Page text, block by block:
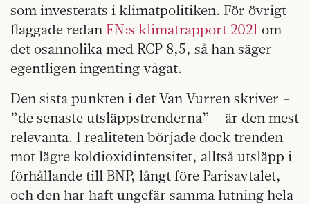
som investerats i klimatpolitiken. För övrigt
flaggade redan FN:s klimatrapport 2021 om
det osannolika med RCP 8,5, så han säger
egentligen ingenting vågat.
Den sista punkten i det Van Vurren skriver –
”de senaste utsläppstrenderna” – är den mest
relevanta. I realiteten började dock trenden
mot lägre koldioxidintensitet, alltså utsläpp i
förhållande till BNP, långt före Parisavtalet,
och den har haft ungefär samma lutning hela